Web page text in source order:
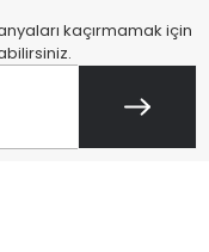
kaçırmamak için